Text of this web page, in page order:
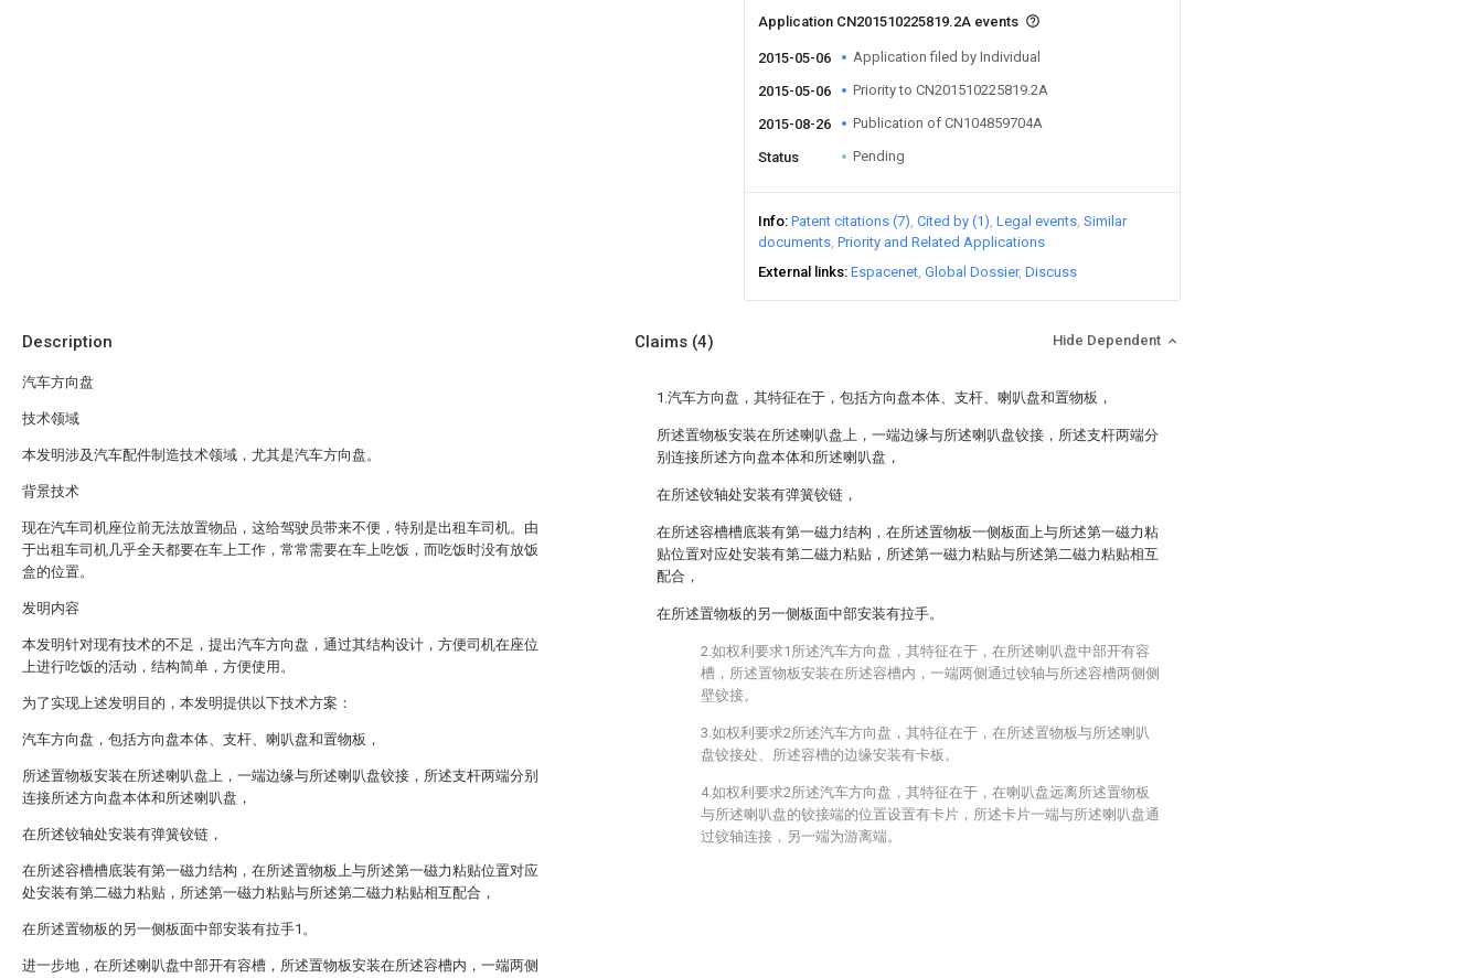
Application CN201510225819.2A events
2015-05-06 Application filed by Individual
2015-05-06 Priority to CN201510225819.2A
2015-08-26 Publication of CN104859704A
Status Pending
Info Patent citations (7) Cited by (1) Legal events Similar
documents Priority and Related Applications
External links Espacenet Global Dossier Discuss
Description
汽车方向盘
技术领域
本发明涉及汽车配件制造技术领域，尤其是汽车方向盘。
背景技术
现在汽车司机座位前无法放置物品，这给驾驶员带来不便，特别是出租车司机。由
于出租车司机几乎全天都要在车上工作，常常需要在车上吃饭，而吃饭时没有放饭
盒的位置。
发明内容
本发明针对现有技术的不足，提出汽车方向盘，通过其结构设计，方便司机在座位
上进行吃饭的活动，结构简单，方便使用。
为了实现上述发明目的，本发明提供以下技术方案：
汽车方向盘，包括方向盘本体、支杆、喇叭盘和置物板，
所述置物板安装在所述喇叭盘上，一端边缘与所述喇叭盘铰接，所述支杆两端分别
连接所述方向盘本体和所述喇叭盘，
在所述铰轴处安装有弹簧铰链，
在所述容槽槽底装有第一磁力结构，在所述置物板上与所述第一磁力粘贴位置对应
处安装有第二磁力粘贴，所述第一磁力粘贴与所述第二磁力粘贴相互配合，
在所述置物板的另一侧板面中部安装有拉手1。
进一步地，在所述喇叭盘中部开有容槽，所述置物板安装在所述容槽内，一端两侧
Claims (4) Hide Dependent
1.汽车方向盘，其特征在于，包括方向盘本体、支杆、喇叭盘和置物板，
所述置物板安装在所述喇叭盘上，一端边缘与所述喇叭盘铰接，所述支杆两端分
别连接所述方向盘本体和所述喇叭盘，
在所述铰轴处安装有弹簧铰链，
在所述容槽槽底装有第一磁力结构，在所述置物板一侧板面上与所述第一磁力粘
贴位置对应处安装有第二磁力粘贴，所述第一磁力粘贴与所述第二磁力粘贴相互
配合，
在所述置物板的另一侧板面中部安装有拉手。
2.如权利要求1所述汽车方向盘，其特征在于，在所述喇叭盘中部开有容
槽，所述置物板安装在所述容槽内，一端两侧通过铰轴与所述容槽两侧侧
壁铰接。
3.如权利要求2所述汽车方向盘，其特征在于，在所述置物板与所述喇叭
盘铰接处、所述容槽的边缘安装有卡板。
4.如权利要求2所述汽车方向盘，其特征在于，在喇叭盘远离所述置物板
与所述喇叭盘的铰接端的位置设置有卡片，所述卡片一端与所述喇叭盘通
过铰轴连接，另一端为游离端。